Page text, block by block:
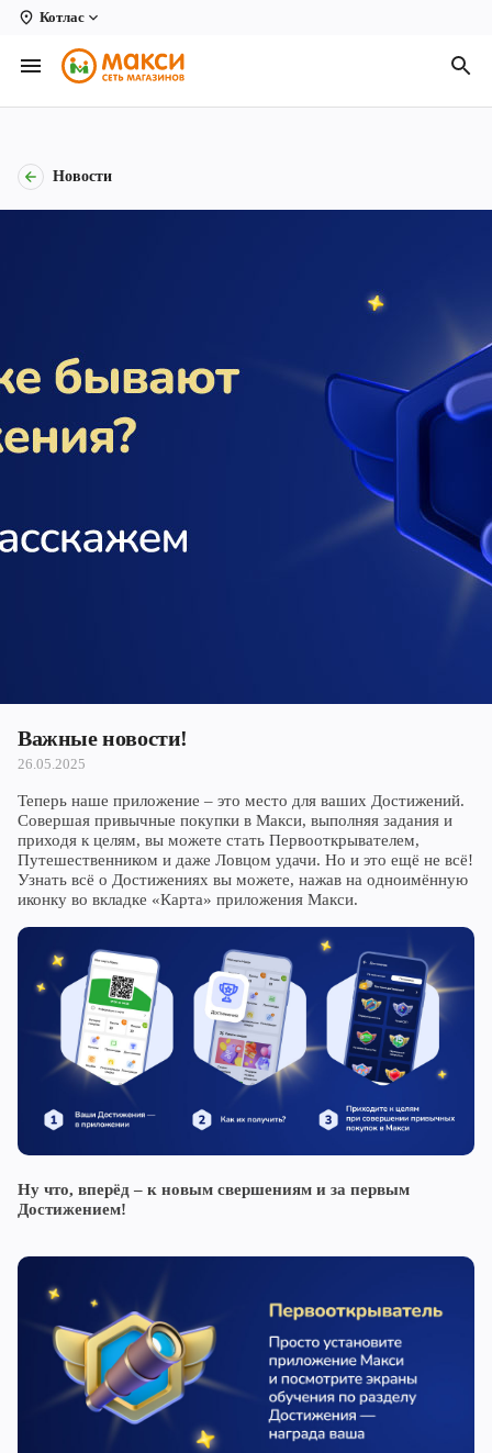
Котлас
Вологда
Архангельск
Киров
Новодвинск
Северодвинск
Ярославль
Новости
Важные новости!
26.05.2025
Теперь наше приложение – это место для ваших Достижений.
Совершая привычные покупки в Макси, выполняя задания и
приходя к целям, вы можете стать Первооткрывателем,
Путешественником и даже Ловцом удачи. Но и это ещё не всё!
Узнать всё о Достижениях вы можете, нажав на одноимённую
иконку во вкладке «Карта» приложения Макси.
Ну что, вперёд – к новым свершениям и за первым
Достижением!